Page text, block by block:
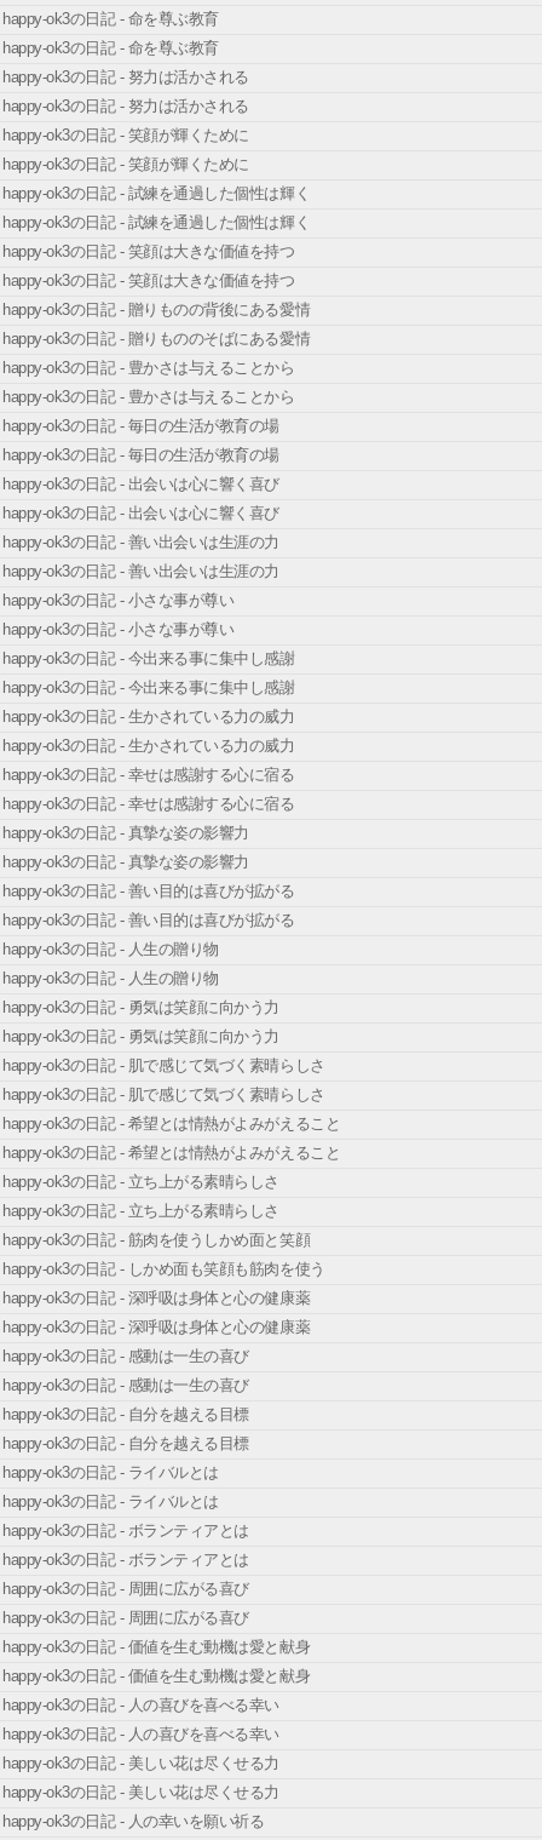
happy-ok3の日記 - 命を尊ぶ教育
happy-ok3の日記 - 命を尊ぶ教育
happy-ok3の日記 - 努力は活かされる
happy-ok3の日記 - 努力は活かされる
happy-ok3の日記 - 笑顔が輝くために
happy-ok3の日記 - 笑顔が輝くために
happy-ok3の日記 - 試練を通過した個性は輝く
happy-ok3の日記 - 試練を通過した個性は輝く
happy-ok3の日記 - 笑顔は大きな価値を持つ
happy-ok3の日記 - 笑顔は大きな価値を持つ
happy-ok3の日記 - 贈りものの背後にある愛情
happy-ok3の日記 - 贈りもののそばにある愛情
happy-ok3の日記 - 豊かさは与えることから
happy-ok3の日記 - 豊かさは与えることから
happy-ok3の日記 - 毎日の生活が教育の場
happy-ok3の日記 - 毎日の生活が教育の場
happy-ok3の日記 - 出会いは心に響く喜び
happy-ok3の日記 - 出会いは心に響く喜び
happy-ok3の日記 - 善い出会いは生涯の力
happy-ok3の日記 - 善い出会いは生涯の力
happy-ok3の日記 - 小さな事が尊い
happy-ok3の日記 - 小さな事が尊い
happy-ok3の日記 - 今出来る事に集中し感謝
happy-ok3の日記 - 今出来る事に集中し感謝
happy-ok3の日記 - 生かされている力の威力
happy-ok3の日記 - 生かされている力の威力
happy-ok3の日記 - 幸せは感謝する心に宿る
happy-ok3の日記 - 幸せは感謝する心に宿る
happy-ok3の日記 - 真摯な姿の影響力
happy-ok3の日記 - 真摯な姿の影響力
happy-ok3の日記 - 善い目的は喜びが拡がる
happy-ok3の日記 - 善い目的は喜びが拡がる
happy-ok3の日記 - 人生の贈り物
happy-ok3の日記 - 人生の贈り物
happy-ok3の日記 - 勇気は笑顔に向かう力
happy-ok3の日記 - 勇気は笑顔に向かう力
happy-ok3の日記 - 肌で感じて気づく素晴らしさ
happy-ok3の日記 - 肌で感じて気づく素晴らしさ
happy-ok3の日記 - 希望とは情熱がよみがえること
happy-ok3の日記 - 希望とは情熱がよみがえること
happy-ok3の日記 - 立ち上がる素晴らしさ
happy-ok3の日記 - 立ち上がる素晴らしさ
happy-ok3の日記 - 筋肉を使うしかめ面と笑顔
happy-ok3の日記 - しかめ面も笑顔も筋肉を使う
happy-ok3の日記 - 深呼吸は身体と心の健康薬
happy-ok3の日記 - 深呼吸は身体と心の健康薬
happy-ok3の日記 - 感動は一生の喜び
happy-ok3の日記 - 感動は一生の喜び
happy-ok3の日記 - 自分を越える目標
happy-ok3の日記 - 自分を越える目標
happy-ok3の日記 - ライバルとは
happy-ok3の日記 - ライバルとは
happy-ok3の日記 - ボランティアとは
happy-ok3の日記 - ボランティアとは
happy-ok3の日記 - 周囲に広がる喜び
happy-ok3の日記 - 周囲に広がる喜び
happy-ok3の日記 - 価値を生む動機は愛と献身
happy-ok3の日記 - 価値を生む動機は愛と献身
happy-ok3の日記 - 人の喜びを喜べる幸い
happy-ok3の日記 - 人の喜びを喜べる幸い
happy-ok3の日記 - 美しい花は尽くせる力
happy-ok3の日記 - 美しい花は尽くせる力
happy-ok3の日記 - 人の幸いを願い祈る